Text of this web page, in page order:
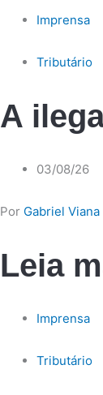
Imprensa
Tributário
A
03/08/26
Por Gabriel Viana
Leia
Imprensa
Tributário